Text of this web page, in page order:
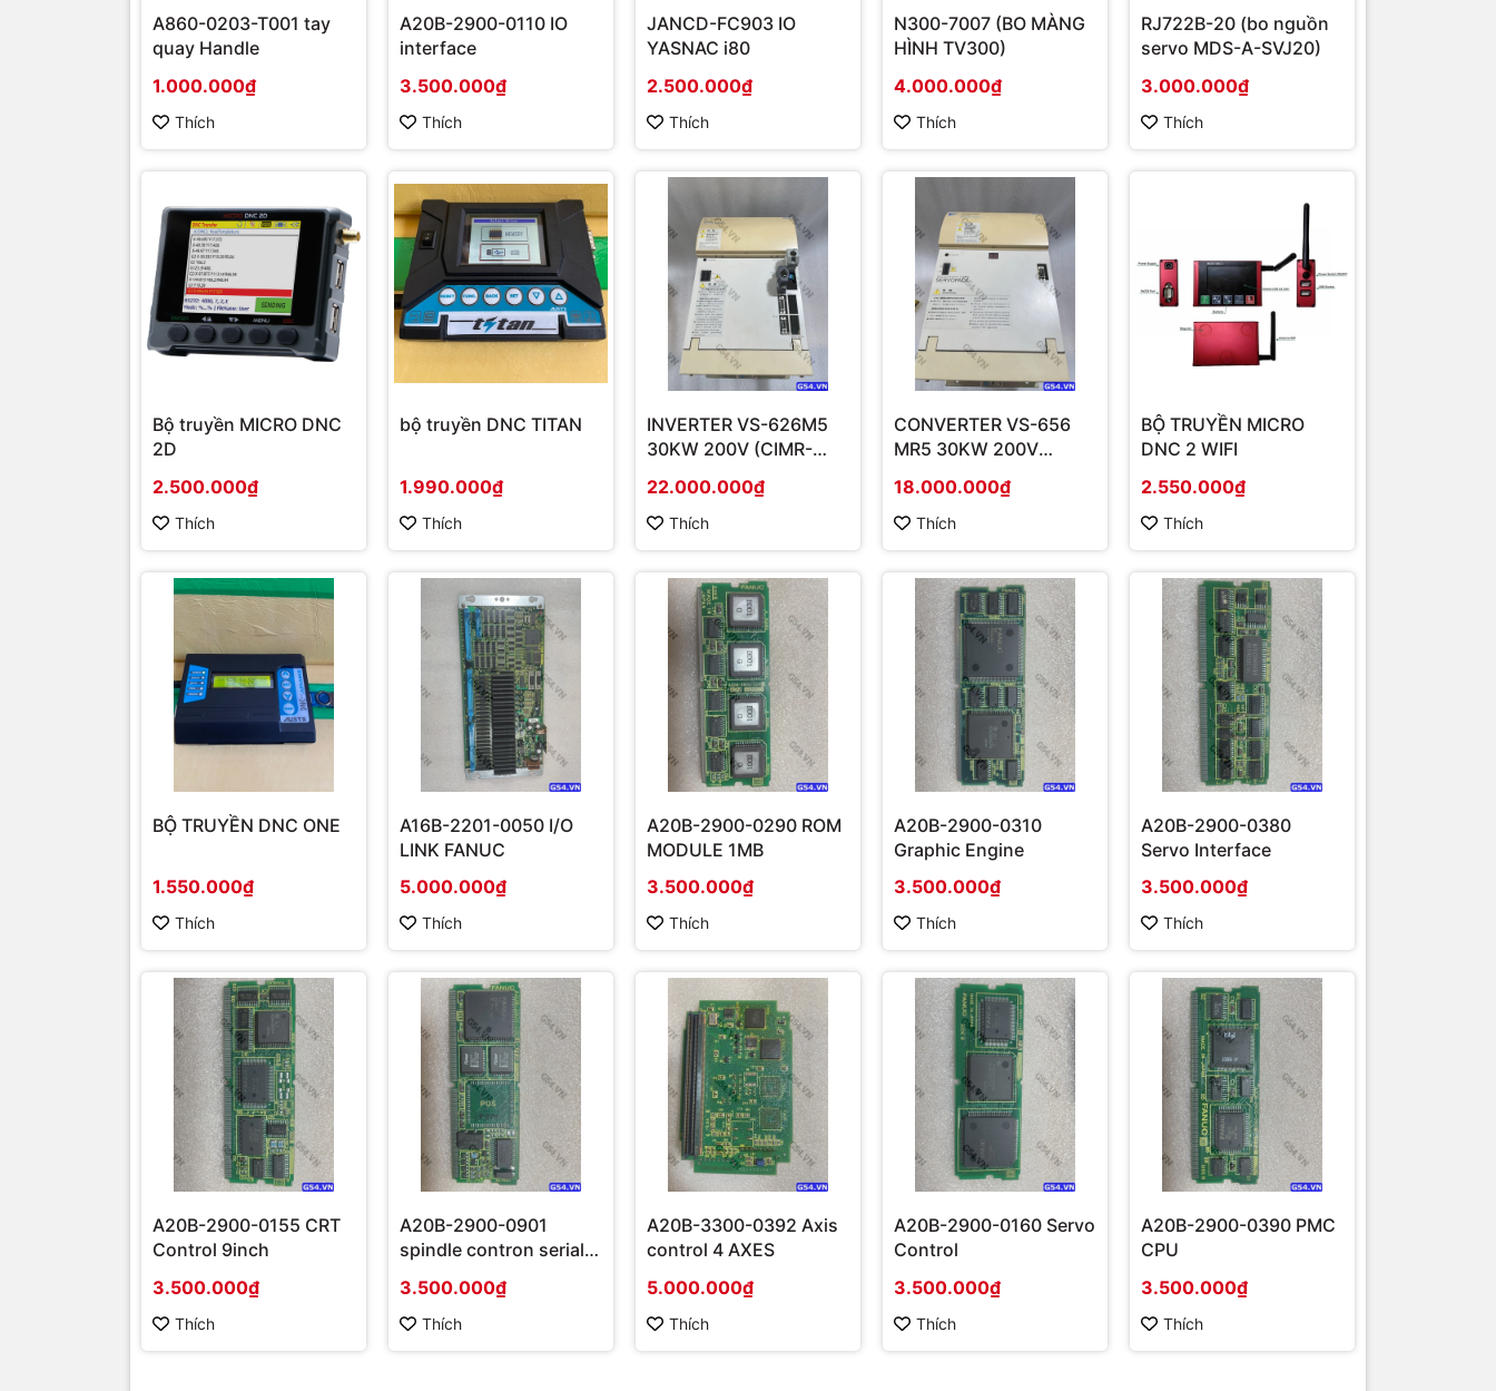
A860-0203-T001 tay
quay Handle
1.000.000₫
Thích
A20B-2900-0110 IO
interface
3.500.000₫
Thích
JANCD-FC903 IO
YASNAC i80
2.500.000₫
Thích
N300-7007 (BO MÀNG
HÌNH TV300)
4.000.000₫
Thích
RJ722B-20 (bo nguồn
servo MDS-A-SVJ20)
3.000.000₫
Thích
Bộ truyền MICRO DNC
2D
2.500.000₫
Thích
bộ truyền DNC TITAN
1.990.000₫
Thích
INVERTER VS-626M5
30KW 200V (CIMR-
22.000.000₫
Thích
CONVERTER VS-656
MR5 30KW 200V
18.000.000₫
Thích
BỘ TRUYỀN MICRO
DNC 2 WIFI
2.550.000₫
Thích
BỘ TRUYỀN DNC ONE
1.550.000₫
Thích
A16B-2201-0050 I/O
LINK FANUC
5.000.000₫
Thích
A20B-2900-0290 ROM
MODULE 1MB
3.500.000₫
Thích
A20B-2900-0310
Graphic Engine
3.500.000₫
Thích
A20B-2900-0380
Servo Interface
3.500.000₫
Thích
A20B-2900-0155 CRT
Control 9inch
3.500.000₫
Thích
A20B-2900-0901
spindle contron serial
3.500.000₫
Thích
A20B-3300-0392 Axis
control 4 AXES
5.000.000₫
Thích
A20B-2900-0160 Servo
Control
3.500.000₫
Thích
A20B-2900-0390 PMC
CPU
3.500.000₫
Thích